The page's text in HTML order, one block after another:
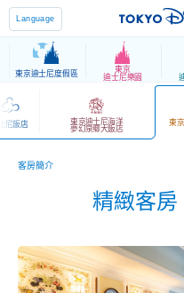
Language
東京迪士尼度假區
東京
迪士尼樂園
尼飯店 東京迪士尼海洋
夢幻泉鄉大飯店
東
客房簡介
精緻客房